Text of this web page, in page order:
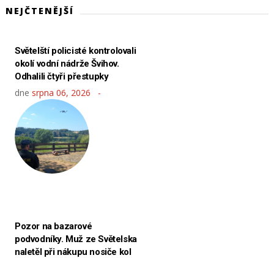
NEJČTENĚJŠÍ
Světelští policisté kontrolovali
okolí vodní nádrže Švihov.
Odhalili čtyři přestupky
dne srpna 06, 2026
Pozor na bazarové
podvodníky. Muž ze Světelska
naletěl při nákupu nosiče kol